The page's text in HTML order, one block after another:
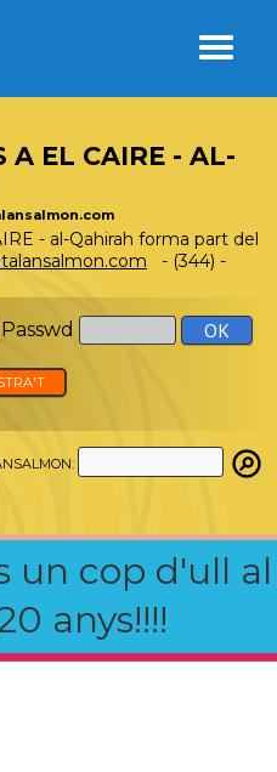
A EL CAIRE - AL-
- al-Qahirah forma part del
- (344) -
Passwd
un cop d'ull al
anys!!!!